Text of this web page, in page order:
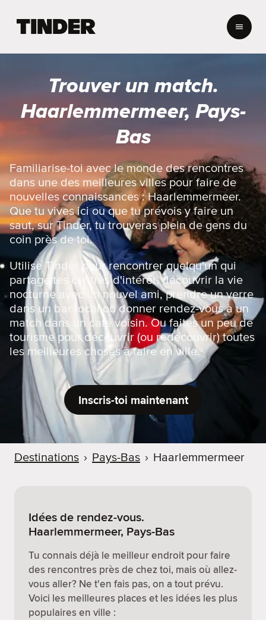
i
T
d
r
Trouver un match.
Haarlemmermeer, Pays-
Bas
Familiarise-toi avec le monde des rencontres
dans une des meilleures villes pour faire de
nouvelles connaissances : Haarlemmermeer.
Que tu vives ici ou que tu prévois y faire un
saut, sur Tinder, tu trouveras plein de gens du
coin près de toi.
Utilise Tinder pour rencontrer quelqu'un qui
partage tes centres d'intérêt, découvrir la vie
nocturne avec un nouvel ami, prendre un verre
dans un bar local ou donner rendez-vous à un
match dans un café voisin. Ou faites un peu de
tourisme pour découvrir (ou redécouvrir) toutes
les meilleures choses à faire en ville.
Inscris-toi maintenant
Destinations › Pays-Bas › Haarlemmermeer
Idées de rendez-vous.
Haarlemmermeer, Pays-Bas
Tu connais déjà le meilleur endroit pour faire
des rencontres près de chez toi, mais où allez-
vous aller? Ne t'en fais pas, on a tout prévu.
Voici les meilleures places et les idées les plus
populaires en ville :